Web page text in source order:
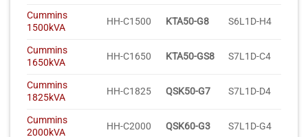
Cummins
1500kVA
HH-C1500 KTA50-G8 S6L1D-H4
Cummins
1650kVA
HH-C1650 KTA50-GS8 S7L1D-C4
Cummins
1825kVA
HH-C1825 QSK50-G7 S7L1D-D4
Cummins
2000kVA
HH-C2000 QSK60-G3 S7L1D-G4